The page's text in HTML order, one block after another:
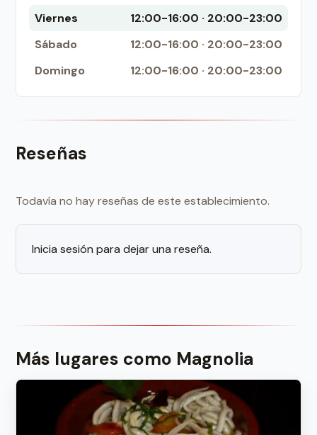
Viernes
12:00-16:00 · 20:00-23:00
Sábado
12:00-16:00 · 20:00-23:00
Domingo
12:00-16:00 · 20:00-23:00
Reseñas
Todavía no hay reseñas de este establecimiento.
Inicia sesión para dejar una reseña.
Más lugares como Magnolia